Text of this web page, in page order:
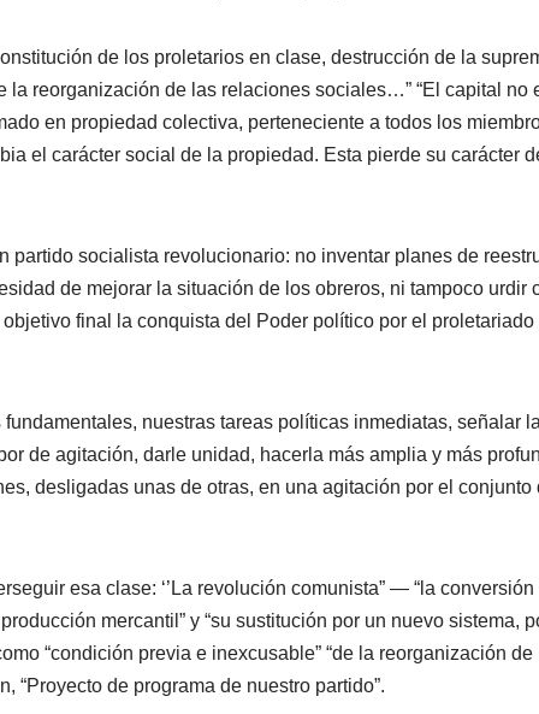
de los proletarios en clase, destrucción de la
reorganización de las relaciones sociales…” “El capital no
en propiedad colectiva, perteneciente a todos los
el carácter social de la propiedad. Esta pierde su carácter
partido socialista revolucionario: no inventar planes de
de mejorar la situación de los obreros, ni tampoco
final la conquista del Poder político por el
nuestras tareas políticas inmediatas, señalar
de agitación, darle unidad, hacerla más amplia y más
desligadas unas de otras, en una agitación por el
esa clase: ‘’La revolución comunista” — “la
mercantil” y “su sustitución por un nuevo
“condición previa e inexcusable” “de la reorganización
de programa de nuestro partido”.